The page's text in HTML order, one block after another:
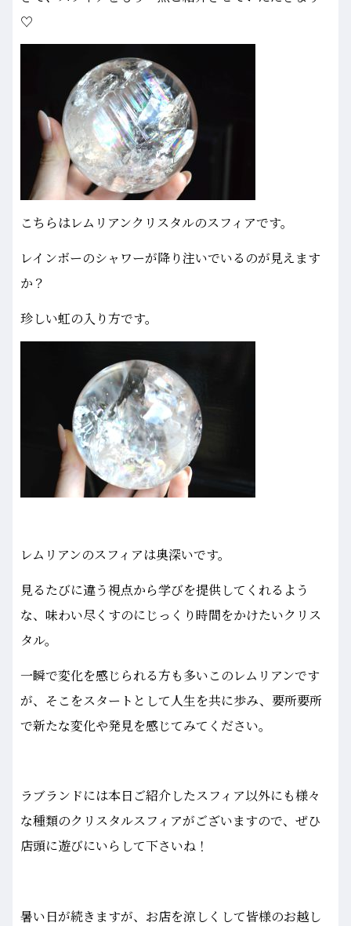
♡
こちらはレムリアンクリスタルのスフィアです。
レインボーのシャワーが降り注いでいるのが見えます
か？
珍しい虹の入り方です。
レムリアンのスフィアは奥深いです。
見るたびに違う視点から学びを提供してくれるよう
な、味わい尽くすのにじっくり時間をかけたいクリス
タル。
一瞬で変化を感じられる方も多いこのレムリアンです
が、そこをスタートとして人生を共に歩み、要所要所
で新たな変化や発見を感じてみてください。
ラブランドには本日ご紹介したスフィア以外にも様々
な種類のクリスタルスフィアがございますので、ぜひ
店頭に遊びにいらして下さいね！
暑い日が続きますが、お店を涼しくして皆様のお越し